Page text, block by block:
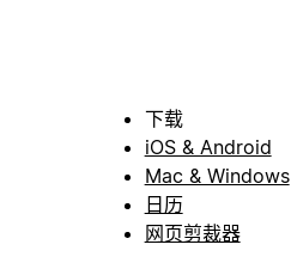
下载
iOS & Android
Mac & Windows
日历
网页剪裁器